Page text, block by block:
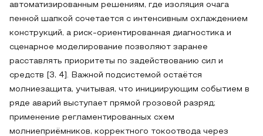
автоматизированным решениям, где изоляция очага
пенной шапкой сочетается с интенсивным охлаждением
конструкций, а риск-ориентированная диагностика и
сценарное моделирование позволяют заранее
расставлять приоритеты по задействованию сил и
средств [3, 4]. Важной подсистемой остаётся
молниезащита, учитывая, что инициирующим событием в
ряде аварий выступает прямой грозовой разряд;
применение регламентированных схем
молниеприёмников, корректного токоотвода через